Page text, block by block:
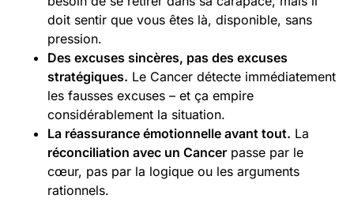
doit sentir que vous êtes là, disponible, sans
pression.
Des excuses sincères, pas des excuses
stratégiques. Le Cancer détecte immédiatement
les fausses excuses – et ça empire
considérablement la situation.
La réassurance émotionnelle avant tout. La
réconciliation avec un Cancer passe par le
cœur, pas par la logique ou les arguments
rationnels.